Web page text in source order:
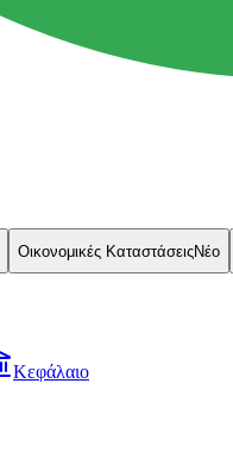
Οικονομικές ΚαταστάσειςΝέο
Κεφάλαιο